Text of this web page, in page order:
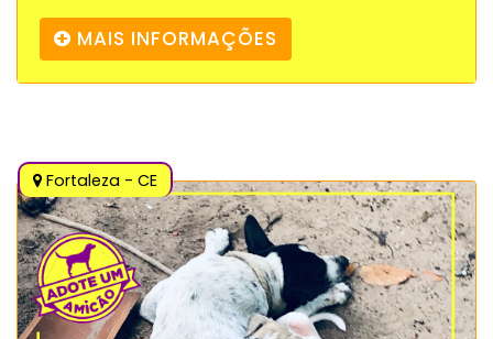
MAIS INFORMAÇÕES
Fortaleza - CE